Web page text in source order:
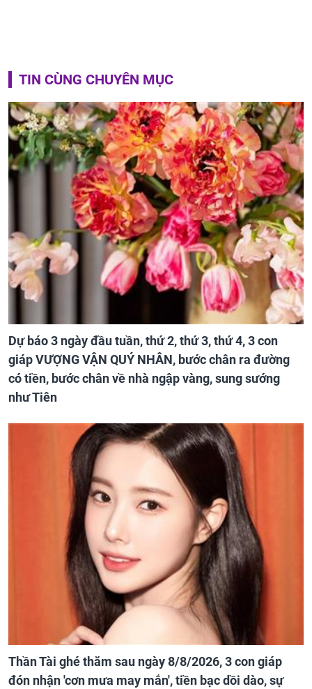
TIN CÙNG CHUYÊN MỤC
Dự báo 3 ngày đầu tuần, thứ 2, thứ 3, thứ 4, 3 con
giáp VƯỢNG VẬN QUÝ NHÂN, bước chân ra đường
có tiền, bước chân về nhà ngập vàng, sung sướng
như Tiên
Thần Tài ghé thăm sau ngày 8/8/2026, 3 con giáp
đón nhận 'cơn mưa may mắn', tiền bạc dồi dào, sự